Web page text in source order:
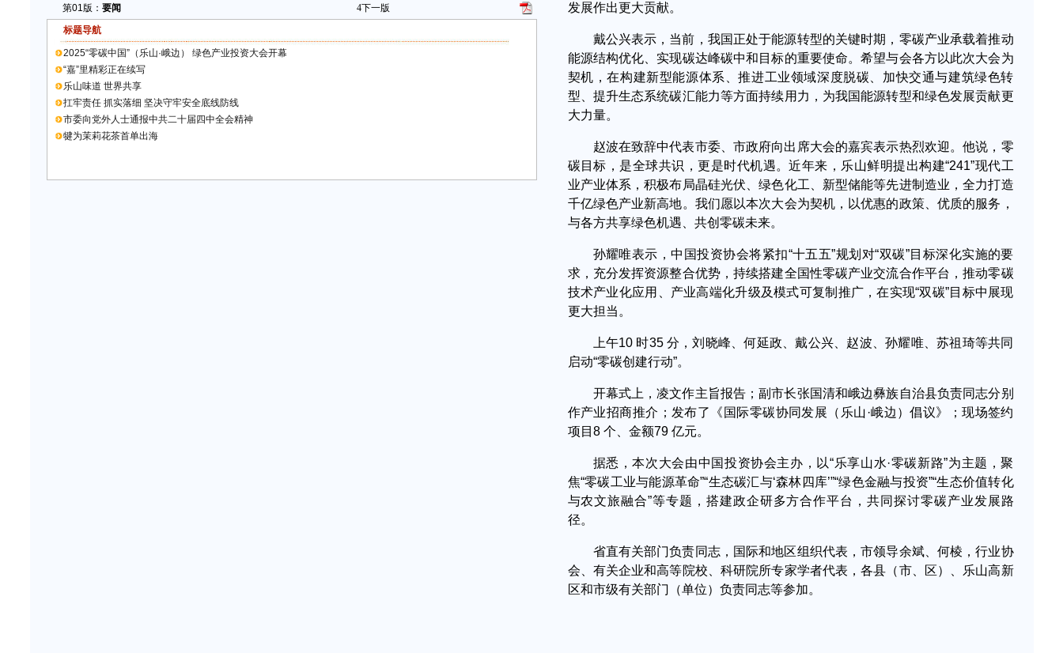
第01版： 要闻 4下一版
标题导航
2025“零碳中国”（乐山·峨边） 绿色产业投资大会开幕
“嘉”里精彩正在续写
乐山味道 世界共享
扛牢责任 抓实落细 坚决守牢安全底线防线
市委向党外人士通报中共二十届四中全会精神
犍为茉莉花茶首单出海
发展作出更大贡献。
戴公兴表示，当前，我国正处于能源转型的关键时期，零碳产业承载着推动
能源结构优化、实现碳达峰碳中和目标的重要使命。希望与会各方以此次大会为
契机，在构建新型能源体系、推进工业领域深度脱碳、加快交通与建筑绿色转
型、提升生态系统碳汇能力等方面持续用力，为我国能源转型和绿色发展贡献更
大力量。
赵波在致辞中代表市委、市政府向出席大会的嘉宾表示热烈欢迎。他说，零
碳目标，是全球共识，更是时代机遇。近年来，乐山鲜明提出构建“241”现代工
业产业体系，积极布局晶硅光伏、绿色化工、新型储能等先进制造业，全力打造
千亿绿色产业新高地。我们愿以本次大会为契机，以优惠的政策、优质的服务，
与各方共享绿色机遇、共创零碳未来。
孙耀唯表示，中国投资协会将紧扣“十五五”规划对“双碳”目标深化实施的要
求，充分发挥资源整合优势，持续搭建全国性零碳产业交流合作平台，推动零碳
技术产业化应用、产业高端化升级及模式可复制推广，在实现“双碳”目标中展现
更大担当。
上午10 时35 分，刘晓峰、何延政、戴公兴、赵波、孙耀唯、苏祖琦等共同
启动“零碳创建行动”。
开幕式上，凌文作主旨报告；副市长张国清和峨边彝族自治县负责同志分别
作产业招商推介；发布了《国际零碳协同发展（乐山·峨边）倡议》；现场签约
项目8 个、金额79 亿元。
据悉，本次大会由中国投资协会主办，以“乐享山水·零碳新路”为主题，聚
焦“零碳工业与能源革命”“生态碳汇与‘森林四库’”“绿色金融与投资”“生态价值转化
与农文旅融合”等专题，搭建政企研多方合作平台，共同探讨零碳产业发展路
径。
省直有关部门负责同志，国际和地区组织代表，市领导余斌、何棱，行业协
会、有关企业和高等院校、科研院所专家学者代表，各县（市、区）、乐山高新
区和市级有关部门（单位）负责同志等参加。